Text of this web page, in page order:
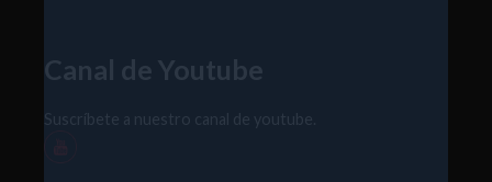
Canal de Youtube
Suscríbete a nuestro canal de youtube.